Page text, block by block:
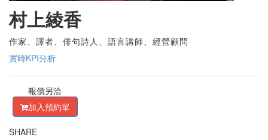
村上綾香
作家、譯者、俳句詩人、語言講師、經營顧問
實時KPI分析
報價另洽
加入預約單
SHARE